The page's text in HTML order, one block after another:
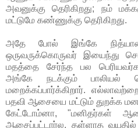
அவனுக்கு தெரிகிறது; நம்
மட்டுமே கண்ணுக்கு தெரிகிறது.
அதே போல் இங்கே
ஒருவருக்கொருவர் இயைந்து
மதத்தை சேர்ந்த பல
அங்கே நடக்கும் பாலியல்
மறைக்கப்பார்க்கிறார்.
பதவி ஆசையை மட்டும் துறக்க
கேட்டோம்னா, "மனிதர்கள்
ஆசைப்பட்டார்ல, தள்ளாத வயதில்